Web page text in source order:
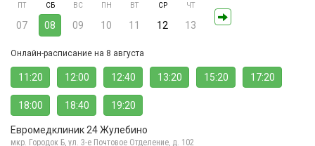
ПТ
07
СБ
08
ВС
09
ПН
10
ВТ
11
СР
12
ЧТ
13
Онлайн-расписание на 8 августа
11:20 12:00 12:40 13:20 15:20 17:20
18:00 18:40 19:20
Евромедклиник 24 Жулебино
мкр. Городок Б, ул. 3-е Почтовое Отделение, д. 102